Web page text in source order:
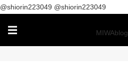
@shiorin223049 @shiorin223049
☰ MIWAblog